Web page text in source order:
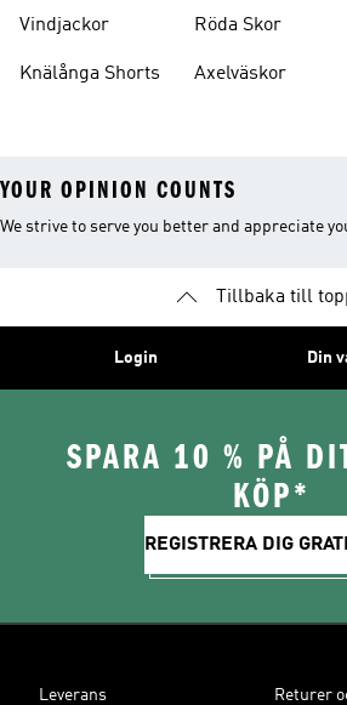
Vindjackor
Knälånga Shorts
Röda Skor
Axelväskor
YOUR OPINION COUNTS
We strive to serve you better and appreciate
Tillbaka till
Login Din
SPARA 10 % PÅ
KÖP*
REGISTRERA DIG
Leverans Returer